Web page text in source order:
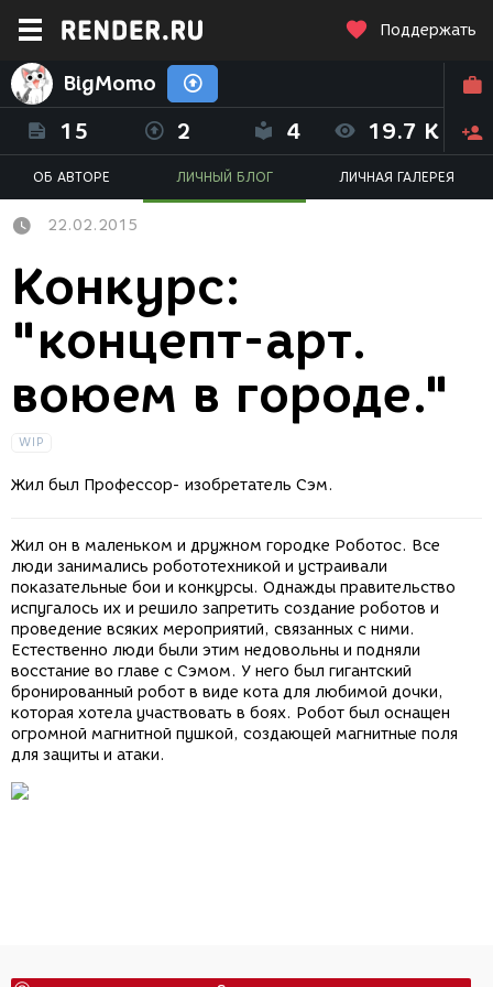
Поддержать
BigMomo
15 2 4 19.7 K
ОБ АВТОРЕ ЛИЧНЫЙ БЛОГ ЛИЧНАЯ ГАЛЕРЕЯ
22.02.2015
Конкурс:
"концепт-арт.
воюем в городе."
WIP
Жил был Профессор- изобретатель Сэм.
Жил он в маленьком и дружном городке Роботос. Все
люди занимались робототехникой и устраивали
показательные бои и конкурсы. Однажды правительство
испугалось их и решило запретить создание роботов и
проведение всяких мероприятий, связанных с ними.
Естественно люди были этим недовольны и подняли
восстание во главе с Сэмом. У него был гигантский
бронированный робот в виде кота для любимой дочки,
которая хотела участвовать в боях. Робот был оснащен
огромной магнитной пушкой, создающей магнитные поля
для защиты и атаки.